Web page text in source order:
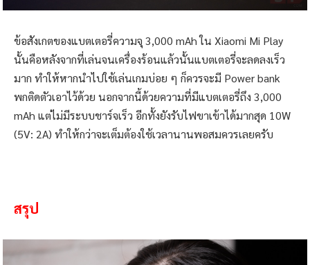
ด้านการจัดการพลังงานและการชาร์จไฟ ด้วยแบตเตอรี่ความจุ
3,000 mAh ที่ดูแล้วไม่น่าพอสำหรับในยุคนี้ กลับถูกทดแทนด้วย